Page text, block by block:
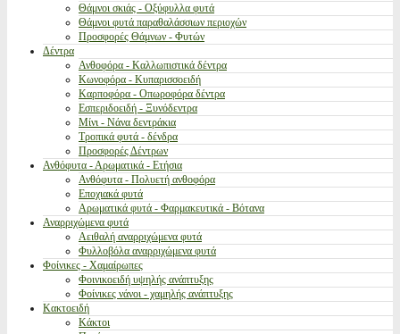
Θάμνοι σκιάς - Οξύφυλλα φυτά
Θάμνοι φυτά παραθαλάσσιων περιοχών
Προσφορές Θάμνων - Φυτών
Δέντρα
Ανθοφόρα - Καλλωπιστικά δέντρα
Κωνοφόρα - Κυπαρισσοειδή
Καρποφόρα - Οπωροφόρα δέντρα
Εσπεριδοειδή - Ξυνόδεντρα
Μίνι - Νάνα δεντράκια
Τροπικά φυτά - δένδρα
Προσφορές Δέντρων
Ανθόφυτα - Αρωματικά - Ετήσια
Ανθόφυτα - Πολυετή ανθοφόρα
Εποχιακά φυτά
Αρωματικά φυτά - Φαρμακευτικά - Βότανα
Αναρριχώμενα φυτά
Αειθαλή αναρριχώμενα φυτά
Φυλλοβόλα αναρριχώμενα φυτά
Φοίνικες - Χαμαίρωπες
Φοινικοειδή υψηλής ανάπτυξης
Φοίνικες νάνοι - χαμηλής ανάπτυξης
Κακτοειδή
Κάκτοι